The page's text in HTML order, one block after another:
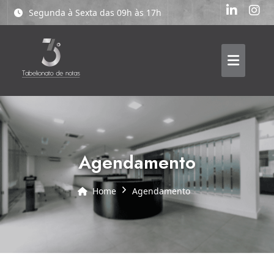
Segunda à Sexta das 09h às 17h
agendamento
Home agendamento